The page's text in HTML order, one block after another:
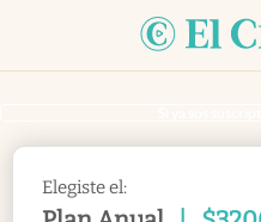
Elegiste el: